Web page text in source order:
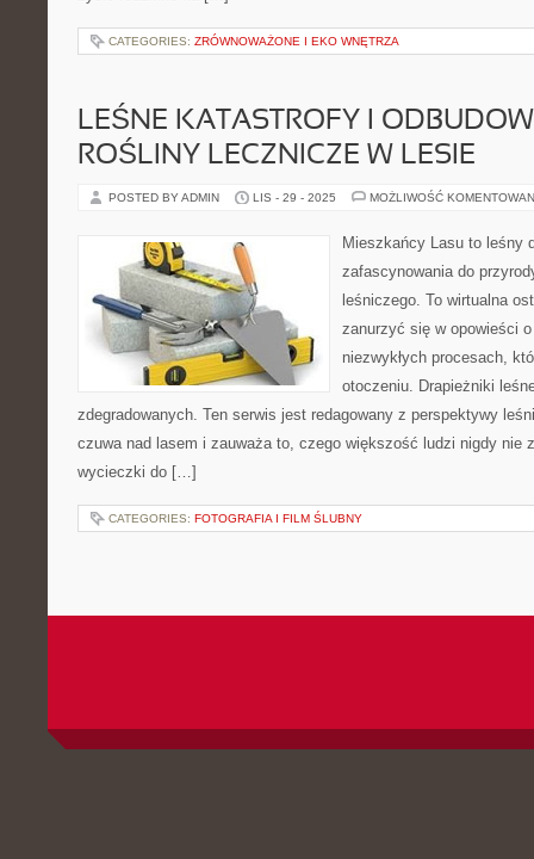
CATEGORIES: ZRÓWNOWAŻONE I EKO WNĘTRZA
LEŚNE KATASTROFY I
ROŚLINY LECZNICZE W LESIE
POSTED BY ADMIN LIS - 29 - 2025 MOŻLIWOŚĆ
Mieszkańcy Lasu to leśny
zafascynowania do
leśniczego. To wirtualna
zanurzyć się w opowieści
niezwykłych procesach,
otoczeniu. Drapieżniki
zdegradowanych. Ten serwis jest redagowany z perspektywy
czuwa nad lasem i zauważa to, czego większość ludzi nigdy nie
wycieczki do […]
CATEGORIES: FOTOGRAFIA I FILM ŚLUBNY